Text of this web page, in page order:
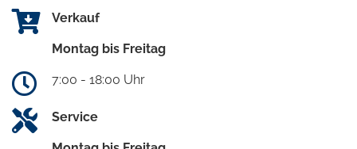
Verkauf
Montag bis Freitag
7:00 - 18:00 Uhr
Service